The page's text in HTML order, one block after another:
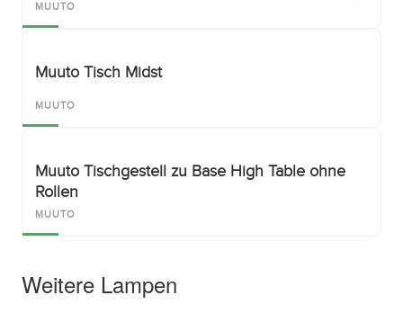
MUUTO
Muuto Tisch Midst
MUUTO
Muuto Tischgestell zu Base High Table ohne
Rollen
MUUTO
Weitere Lampen